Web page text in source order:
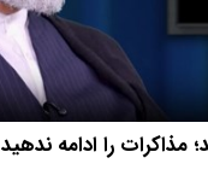
مذاکرات را ادامه ندهید